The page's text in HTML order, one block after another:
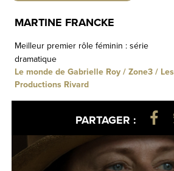
MARTINE FRANCKE
Meilleur premier rôle féminin : série
dramatique
Le monde de Gabrielle Roy / Zone3 / Les
Productions Rivard
PARTAGER :